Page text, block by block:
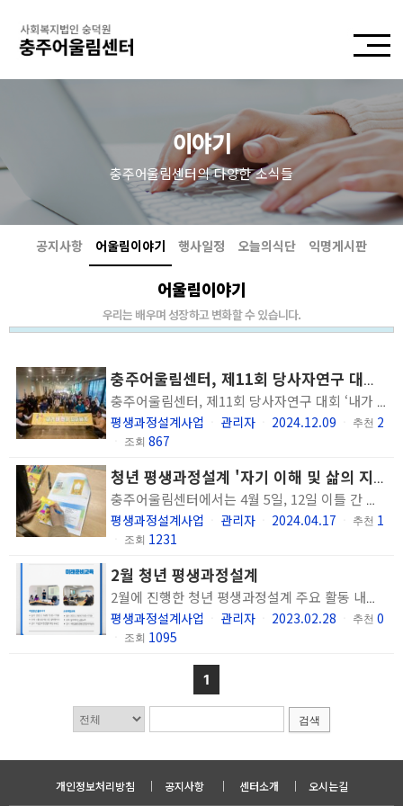
이야기
충주어울림센터의 다양한 소식들
공지사항 어울림이야기 행사일정 오늘의식단 익명게시판
어울림이야기
우리는 배우며 성장하고 변화할 수 있습니다.
충주어울림센터, 제11회 당사자연구 대회 ‘내가 네 편이 되어줄게’성료(한국공보뉴스)
충주어울림센터, 제11회 당사자연구 대회 ‘내가 네 편이 되어줄게’성료 작성시간 : 2024-12-07 23:42:38 [한국공보뉴스/충주본부] 윤일근 기자 SNS 공유하기 나와 우리 고생이야기 발표 - ‘고생 키워드’ 열린 대화 및 당사자연구 발표 실시 사회복지법인 숭덕원 충주어울림센터(관장 한금희)가 제11회 당사자연구 대회 ‘내가 네 편이 되어줄게’를 개최하였다고 6일 밝혔다. 당사자연구 대회는 연 1회 진행하는 행사로 정신장애인 당사자가 자신의 증상 및 삶의 어려움을 살피고 건강한 삶을 위한 노하우를 동료 당사자들과 공유하는 행사이다. 충주어울림센터는 12월 6일 제11회 당사자연구 대회를 1부 나의 이야기, 2부 우리 이야기, 3부 당사자연구 발표 순으로 기관 이용인과 가족을 대상으로 진행했다. 한금희 관장은 “정신장애인 당사자들이 용기 내어 자신의 고생을 이야기하고 자신이 알고 있는 회복 노하우를 공유하는 활동으로 뜻깊은 행사를 진행할 수 있었다”며 “앞으로도 정신장애인 당사자가 당사자연구에 관심을 갖고 적극적으로 참여할 수 있도록 지원하여 당사자가 주도적으로 회복해 나갈 수 있는 환경을 조성하도록 노력하겠다”고 말했다. 제11회 당사자연구 대회에 참여한 정신장애인 당사자는 “우리의 어려운 이야기를 할 수 있는 기회가 마련되어 좋았으며 서로의 어려움과 대처방법을 들을 수 있어 유익한 시간이었다. 서로 위로와 격려를 나눌 수 있어 마음이 따뜻해졌다”고 참여 소감을 전했다. 충주어울림센터는 정신건강에 어려움을 겪고 계신 분들을 대상으로 사회적응, 취업지원, 일상을 통한 회복지원, 상담 등의 서비스를 제공하여 일상생활과 회복을 돕는 정신재활시설로 문의사항은 충주어울림센터 ☎ 043)856-0509로 연락하면 된다. yig7458@hanmail.net
평생과정설계사업 관리자 2024.12.09 추천 2
조회 867
청년 평생과정설계 '자기 이해 및 삶의 지향 탐색 교육' 실시
충주어울림센터에서는 4월 5일, 12일 이틀 간 청년 정신장애인의 평생과정설계를 위해 (주)이앤엘컬쳐 조혜연 대표와 함께 '자기 이해 및 삶의 지향 탐색 교육'을 진행하였습니다. 교육에 참여한 청년 이용인분들은 나에 대해 좀 더 살펴보고 내가 원하는 꿈, 소망, 목표가 무엇인지 알게 되어 유익하였다고 평가하였습니다. 앞으로도 청년 정신장애인이 자신이 원하는 삶을 주도적으로 살아갈 수 있도록 지원하고자 합니다.
평생과정설계사업 관리자 2024.04.17 추천 1
조회 1231
2월 청년 평생과정설계
2월에 진행한 청년 평생과정설계 주요 활동 내용입니다.
평생과정설계사업 관리자 2023.02.28 추천 0
조회 1095
1
검색
개인정보처리방침 ｜ 공지사항 ｜ 센터소개 ｜ 오시는길